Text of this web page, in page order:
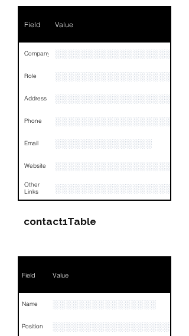
Phone NA
Email
Links NA
Field Value
Company
Role ░░░░░░░░░░░░░░░░░░░
Address
Phone
Email ░░░░░░░░░░░░░░░
Website ░░░░░░░░░░░░░░░░░░
Other
Links
contact1Table
Field Value
Name ░░░░░░░░░░░░░░░░
Position